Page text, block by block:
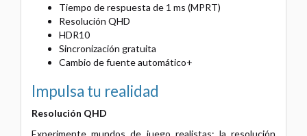
Tiempo de respuesta de 1 ms (MPRT)
Resolución QHD
HDR10
Sincronización gratuita
Cambio de fuente automático+
Impulsa tu realidad
Resolución QHD
Experimente mundos de juego realistas: la resolución